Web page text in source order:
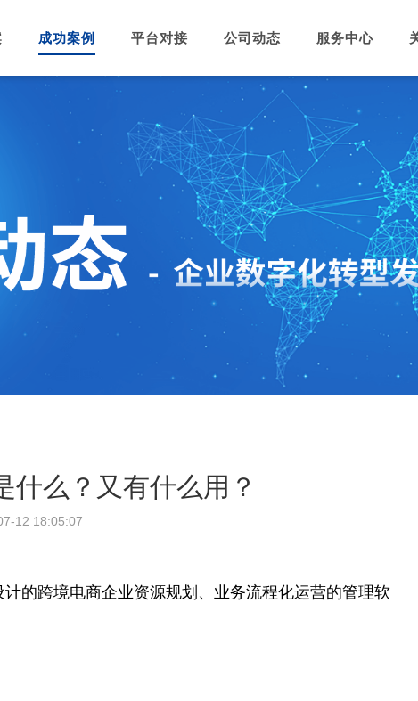
成功案例 平台对接 公司动态 服务中心
什么？又有什么用？
12 18:05:07
的跨境电商企业资源规划、业务流程化运营的管理软